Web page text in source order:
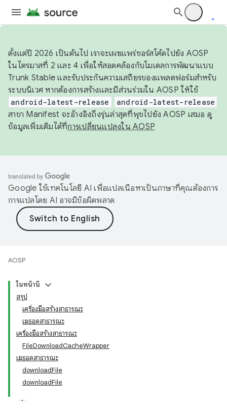
ตั้งแต่ปี 2026 เป็นต้นไป เราจะเผยแพร่ซอร์สโค้ดไปยัง AOSP
ในไตรมาสที่ 2 และ 4 เพื่อให้สอดคล้องกับโมเดลการพัฒนาแบบ
Trunk Stable และรับประกันความเสถียรของแพลตฟอร์มสำหรับ
ระบบนิเวศ หากต้องการสร้างและมีส่วนร่วมใน AOSP ให้ใช้
android-latest-release android-latest-release
สาขา Manifest จะอ้างอิงถึงรุ่นล่าสุดที่พุชไปยัง AOSP เสมอ ดู
ข้อมูลเพิ่มเติมได้ที่การเปลี่ยนแปลงใน AOSP
Google ใช้เทคโนโลยี AI เพื่อแปลเนื้อหาเป็นภาษาที่คุณต้องการ
การแปลโดย AI อาจมีข้อผิดพลาด
AOSP
ในหน้านี้
สรุป
เครื่องมือสร้างสาธารณะ
เมธอดสาธารณะ
เครื่องมือสร้างสาธารณะ
FileDownloadCacheWrapper
เมธอดสาธารณะ
downloadFile
downloadFile